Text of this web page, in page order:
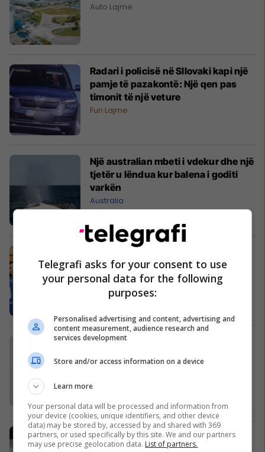
Auto Lajme
Radari i policisë në Sllovaki kapi një
pamje të pazakontë: Një qen pas
timonit të një veture
Fun Lajme
Një australian mbeti i vdekur dhe një
tjetër u lëndua kur balena i goditi
varkën
Australia
Presidenti i FIFA-s, Giovanni
Infantino, kujton vizitën e tij në
Kosovë të para një viti
Kombëtarja e Kosovës
Raci: Kosova është nën kërcënim të
‘El Clasico’ i basketbollit kosovar i
takon Trepçës
Telegrafi asks for your consent to use
your personal data for the following
purposes:
Personalised advertising and content, advertising and
content measurement, audience research and
services development
Store and/or access information on a device
Learn more
Your personal data will be processed and information from
your device (cookies, unique identifiers, and other device
data) may be stored by, accessed by and shared with 369
partners, or used specifically by this site. We and our partners
may use precise geolocation data. List of partners.